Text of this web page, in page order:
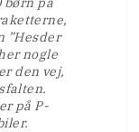
”Hesder
nogle
den vej,
på P-